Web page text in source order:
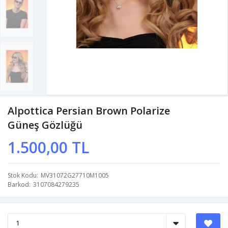
Alpottica Persian Brown Polarize
Güneş Gözlüğü
1.500,00 TL
Stok Kodu MV31072G27710M1005
Barkod 3107084279235